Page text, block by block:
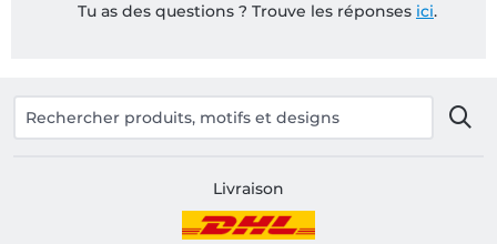
Tu as des questions ? Trouve les réponses ici.
Livraison